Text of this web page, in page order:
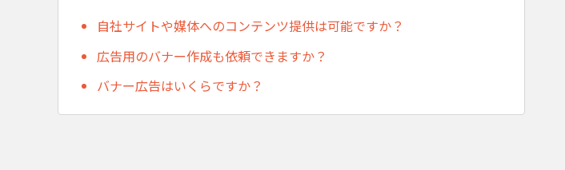
自社サイトや媒体へのコンテンツ提供は可能ですか？
広告用のバナー作成も依頼できますか？
バナー広告はいくらですか？